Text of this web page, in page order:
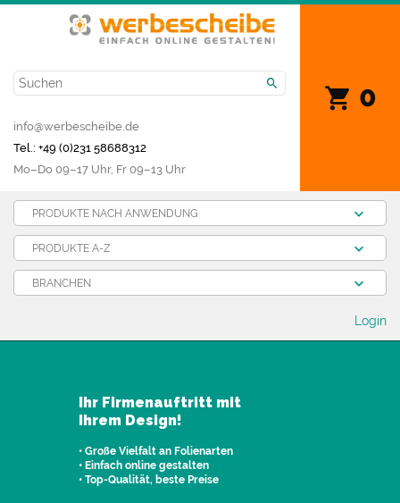
0
info@werbescheibe.de
Tel.: +49 (0)231 58688312
Mo­–Do 09–17 Uhr, Fr 09–13 Uhr
PRODUKTE NACH ANWENDUNG
PRODUKTE A-Z
BRANCHEN
Login
Ihr Firmenauftritt mit
Ihrem Design!
• Große Vielfalt an Folienarten
• Einfach online gestalten
• Top-Qualität, beste Preise